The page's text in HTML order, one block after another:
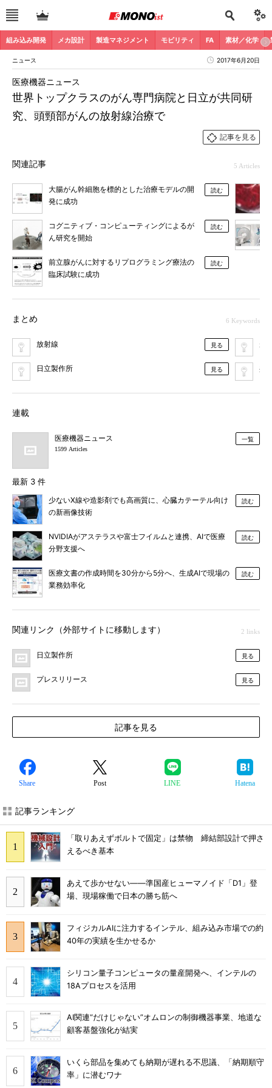
組み込み開発 メカ設計 製造マネジメント モビリティ FA 素材／化学
ニュース 2017年6月20日
世界トップクラスのがん専門病院と日立が共同研
究、頭頸部がんの放射線治療で
医療機器ニュース
記事を見る
関連記事 5 Articles
大腸がん幹細胞を標的とした治療モデルの開
発に成功
読む
コグニティブ・コンピューティングによるが
ん研究を開始
読む
前立腺がんに対するリプログラミング療法の
臨床試験に成功
読む
まとめ 6 Keywords
放射線 見る
日立製作所 見る
が
共
連載
医療機器ニュース
1599 Articles
一覧
最新 3 件
少ないX線や造影剤でも高画質に、心臓カテーテル向け
の新画像技術
読む
NVIDIAがアステラスや富士フイルムと連携、AIで医療
分野支援へ
読む
医療文書の作成時間を30分から5分へ、生成AIで現場の
業務効率化
読む
関連リンク（外部サイトに移動します） 2 links
日立製作所 見る
プレスリリース 見る
記事を見る
Share Post LINE Hatena
記事ランキング
「取りあえずボルトで固定」は禁物 締結部設計で押さ
えるべき基本
あえて歩かせない――準国産ヒューマノイド「D1」登
場、現場稼働で日本の勝ち筋へ
フィジカルAIに注力するインテル、組み込み市場での約
40年の実績を生かせるか
シリコン量子コンピュータの量産開発へ、インテルの
18Aプロセスを活用
AI関連“だけじゃない”オムロンの制御機器事業、地道な
顧客基盤強化が結実
いくら部品を集めても納期が遅れる不思議、「納期順守
率」に潜むワナ